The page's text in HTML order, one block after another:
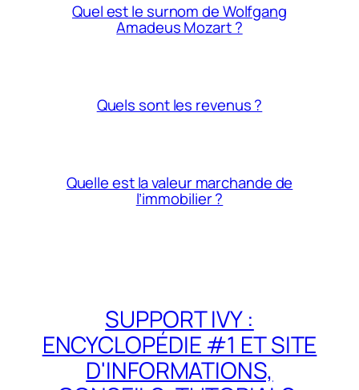
Quel est le surnom de Wolfgang
Amadeus Mozart ?
Quels sont les revenus ?
Quelle est la valeur marchande de
l’immobilier ?
SUPPORT IVY :
ENCYCLOPÉDIE #1 ET SITE
D'INFORMATIONS,